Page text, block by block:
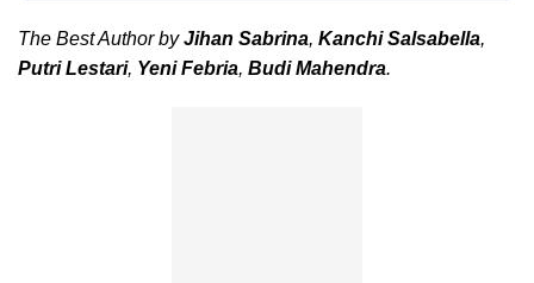
The Best Author byJihan Sabrina, Kanchi Salsabella,
Putri Lestari, Yeni Febria, Budi Mahendra.